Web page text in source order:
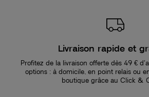
Livraison rapide et
Profitez de la livraison offerte dès 49 €
options : à domicile, en point relais ou
boutique grâce au Click &